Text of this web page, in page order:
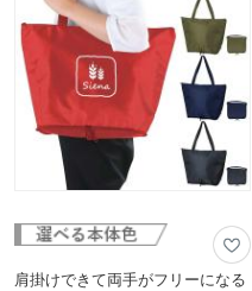
肩掛けできて両手がフリーになる